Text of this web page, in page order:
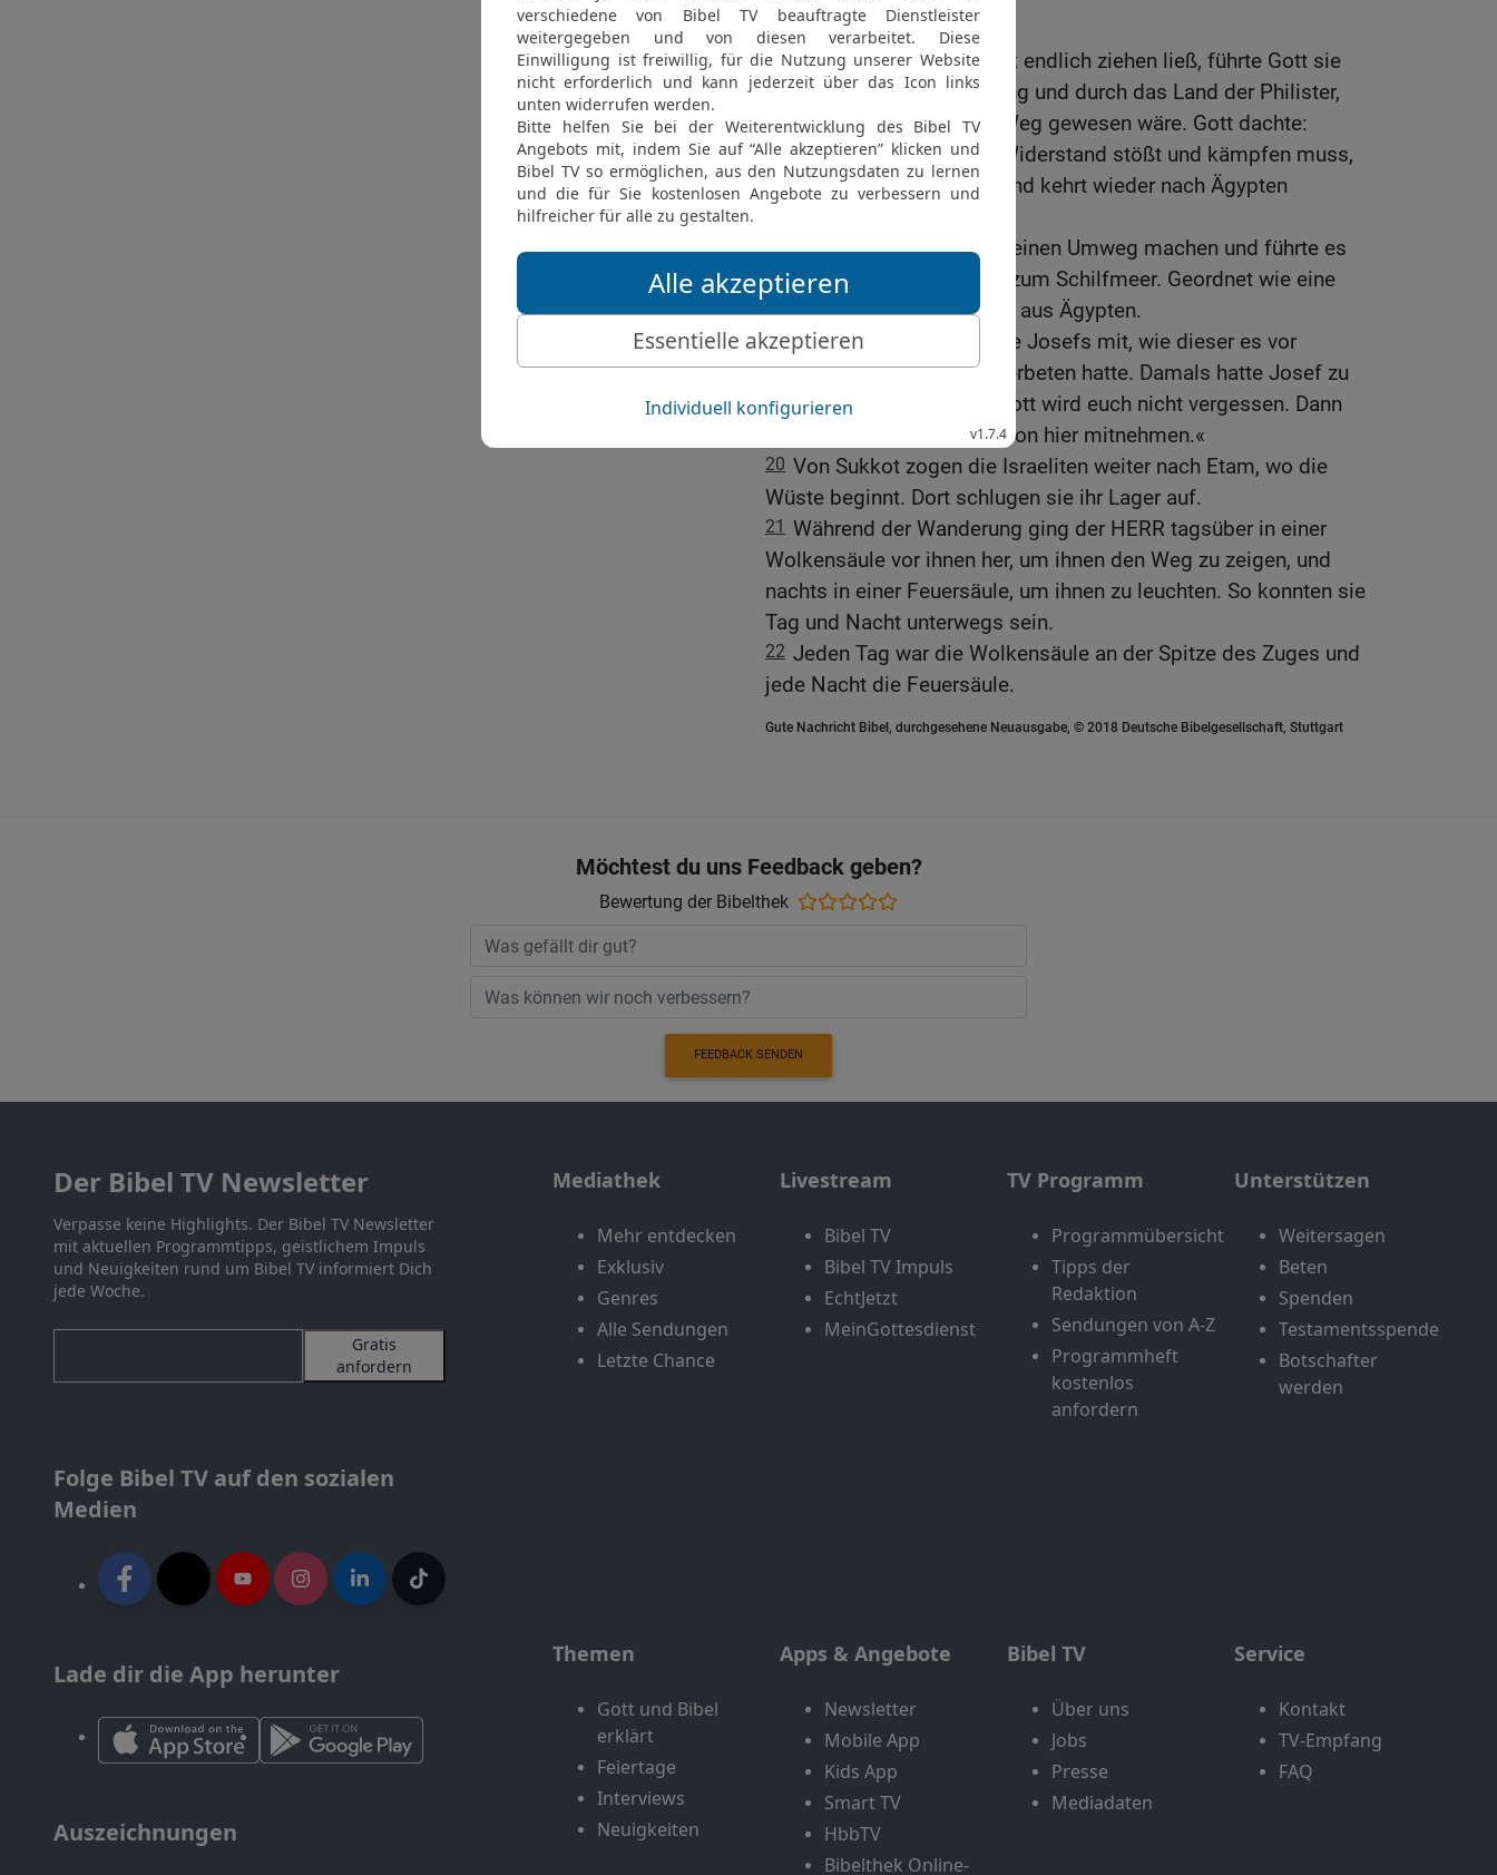
Gott begleitet sein Volk
17 Als der Pharao das Volk endlich ziehen ließ, führte Gott sie
nicht am Mittelmeer entlang und durch das Land der Philister,
obwohl das der kürzeste Weg gewesen wäre. Gott dachte:
»Wenn das Volk dort auf Widerstand stößt und kämpfen muss,
ändert es seine Meinung und kehrt wieder nach Ägypten
Darum ließ er das Volk einen Umweg machen und führte es
durch die Wüste den Weg zum Schilfmeer. Geordnet wie eine
Armee zogen die Israeliten aus Ägypten.
19 Mose nahm die Gebeine Josefs mit, wie dieser es vor
seinem Tod ausdrücklich erbeten hatte. Damals hatte Josef zu
seinen Brüdern gesagt: »Gott wird euch nicht vergessen. Dann
müsst ihr meine Gebeine von hier mitnehmen.«
20 Von Sukkot zogen die Israeliten weiter nach Etam, wo die
Wüste beginnt. Dort schlugen sie ihr Lager auf.
21 Während der Wanderung ging der HERR tagsüber in einer
Wolkensäule vor ihnen her, um ihnen den Weg zu zeigen, und
nachts in einer Feuersäule, um ihnen zu leuchten. So konnten sie
Tag und Nacht unterwegs sein.
22 Jeden Tag war die Wolkensäule an der Spitze des Zuges und
jede Nacht die Feuersäule.
Gute Nachricht Bibel, durchgesehene Neuausgabe, © 2018 Deutsche Bibelgesellschaft, Stuttgart
Möchtest du uns Feedback geben?
Bewertung der Bibelthek
FEEDBACK SENDEN
Der Bibel TV Newsletter
Verpasse keine Highlights. Der Bibel TV Newsletter
mit aktuellen Programmtipps, geistlichem Impuls
und Neuigkeiten rund um Bibel TV informiert Dich
jede Woche.
Gratis
anfordern
Folge Bibel TV auf den sozialen
Medien
Lade dir die App herunter
Auszeichnungen
Mediathek
Mehr entdecken
Exklusiv
Genres
Alle Sendungen
Letzte Chance
Livestream
Bibel TV
Bibel TV Impuls
EchtJetzt
MeinGottesdienst
TV Programm
Programmübersicht
Tipps der
Redaktion
Sendungen von A-Z
Programmheft
kostenlos
anfordern
Unterstützen
Weitersagen
Beten
Spenden
Testamentsspende
Botschafter
werden
Themen
Gott und Bibel
erklärt
Feiertage
Interviews
Neuigkeiten
Apps & Angebote
Newsletter
Mobile App
Kids App
Smart TV
HbbTV
Bibelthek Online-
Bibel TV
Über uns
Jobs
Presse
Mediadaten
Service
Kontakt
TV-Empfang
FAQ